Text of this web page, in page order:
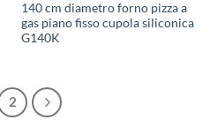
140 cm diametro forno pizza a
gas piano fisso cupola siliconica
G140K
2